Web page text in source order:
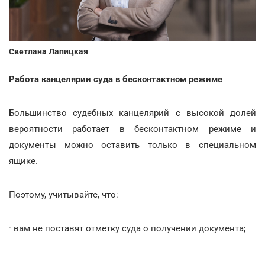
Светлана Лапицкая
Работа канцелярии суда в бесконтактном режиме
Большинство судебных канцелярий с высокой долей
вероятности работает в бесконтактном режиме и
документы можно оставить только в специальном
ящике.
Поэтому, учитывайте, что:
· вам не поставят отметку суда о получении документа;